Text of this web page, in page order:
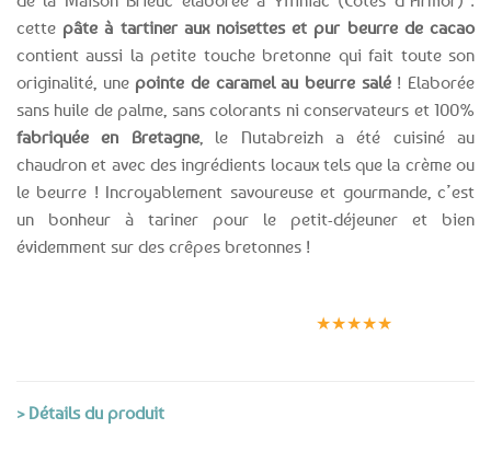
cette pâte à tartiner aux noisettes et pur beurre de cacao
contient aussi la petite touche bretonne qui fait toute son
originalité, une pointe de caramel au beurre salé! Elaborée
sans huile de palme, sans colorants ni conservateurs et 100%
fabriquée en Bretagne, le Nutabreizh a été cuisiné au
chaudron et avec des ingrédients locaux tels que la crème ou
le beurre ! Incroyablement savoureuse et gourmande, c’est
un bonheur à tariner pour le petit-déjeuner et bien
évidemment sur des crêpes bretonnes !
★★★★★
> Détails du produit